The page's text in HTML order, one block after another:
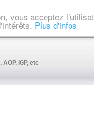
vous acceptez
Plus d'infos
IGP, etc